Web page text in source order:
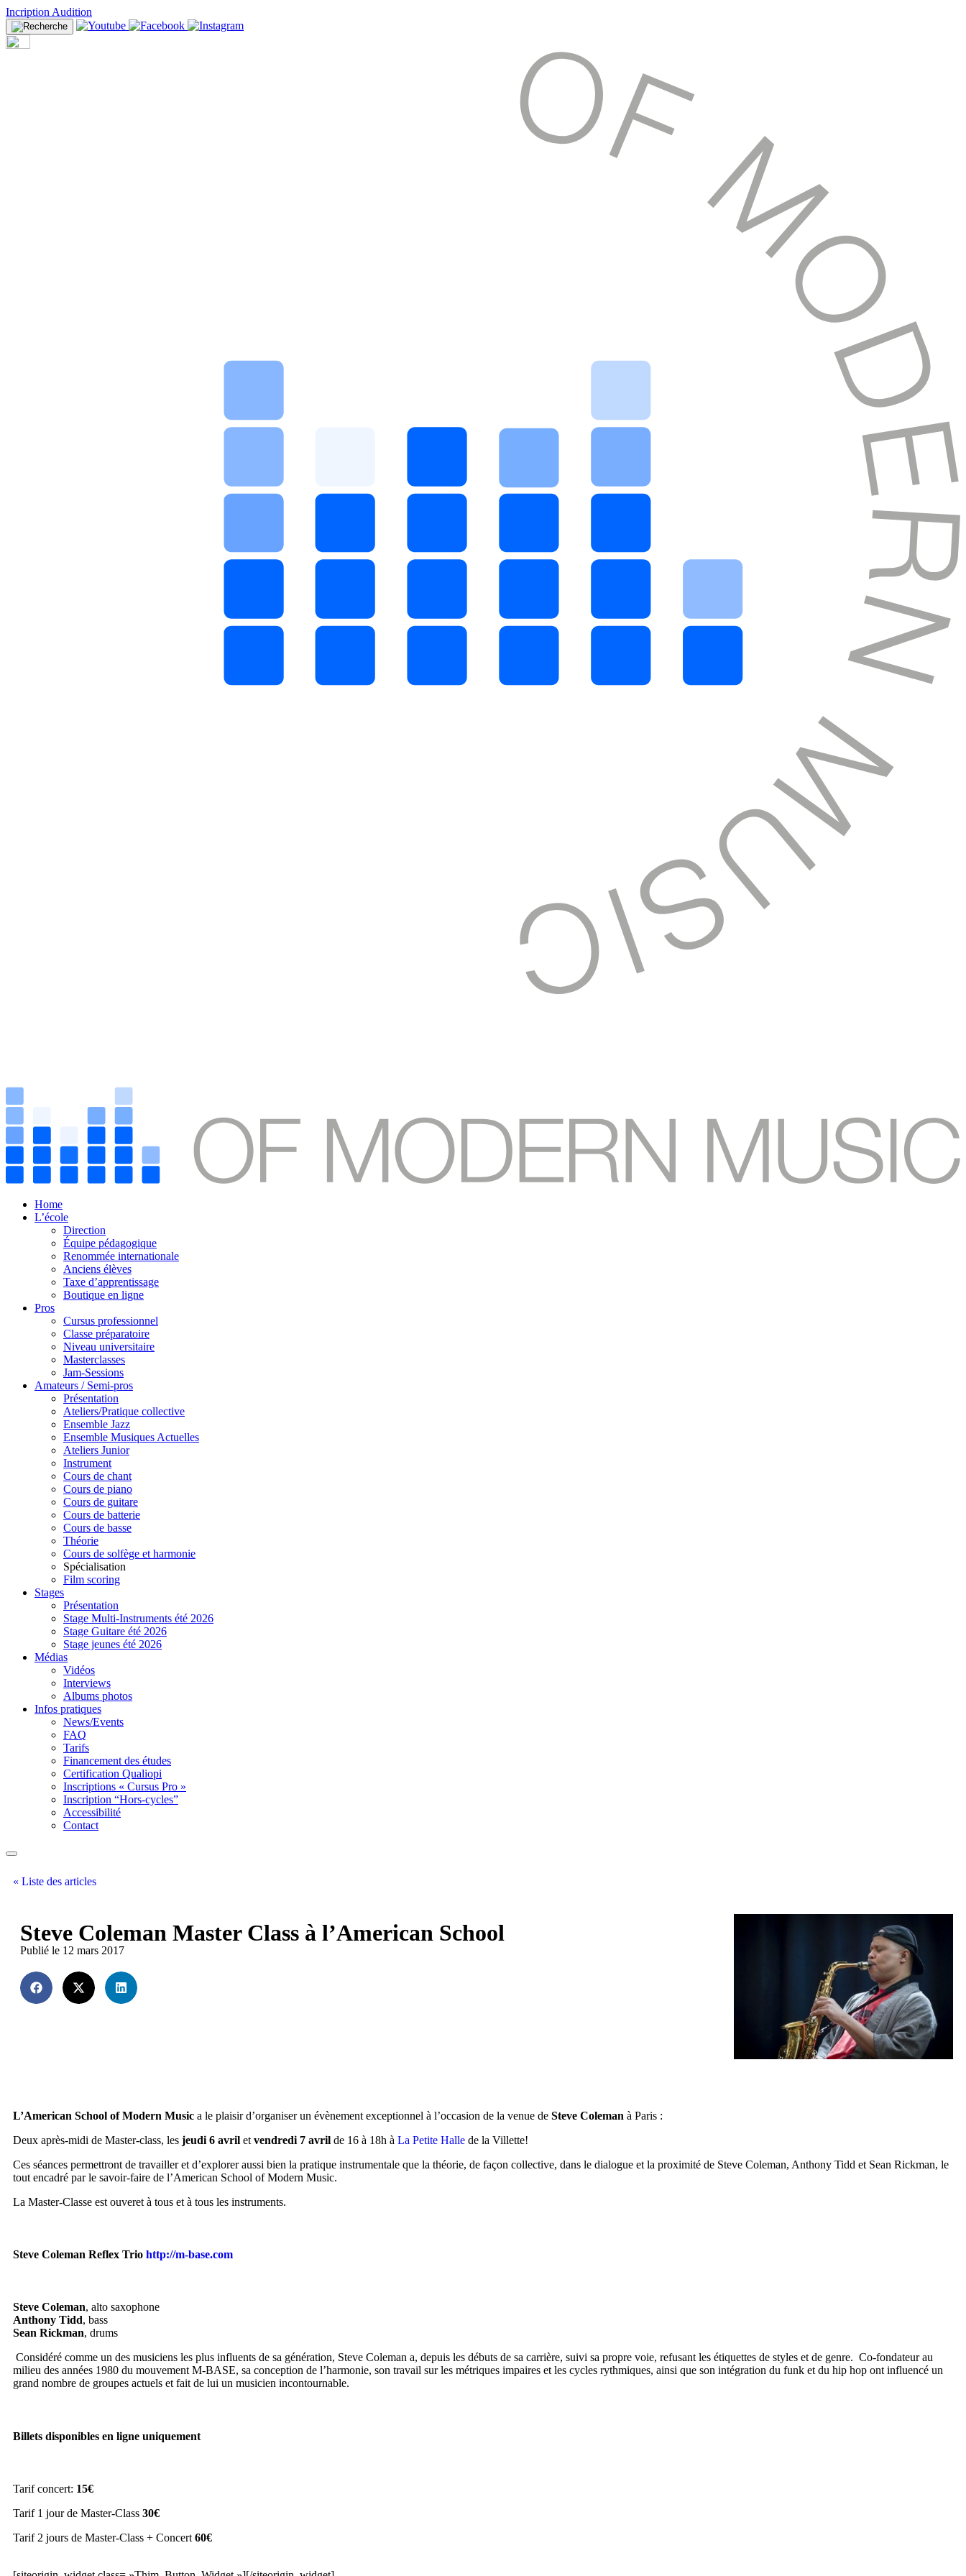
Incription Audition
Home
L’école
Direction
Équipe pédagogique
Renommée internationale
Anciens élèves
Taxe d’apprentissage
Boutique en ligne
Pros
Cursus professionnel
Classe préparatoire
Niveau universitaire
Masterclasses
Jam-Sessions
Amateurs / Semi-pros
Présentation
Ateliers/Pratique collective
Ensemble Jazz
Ensemble Musiques Actuelles
Ateliers Junior
Instrument
Cours de chant
Cours de piano
Cours de guitare
Cours de batterie
Cours de basse
Théorie
Cours de solfège et harmonie
Spécialisation
Film scoring
Stages
Présentation
Stage Multi-Instruments été 2026
Stage Guitare été 2026
Stage jeunes été 2026
Médias
Vidéos
Interviews
Albums photos
Infos pratiques
News/Events
FAQ
Tarifs
Financement des études
Certification Qualiopi
Inscriptions « Cursus Pro »
Inscription “Hors-cycles”
Accessibilité
Contact
« Liste des articles
Steve Coleman Master Class à l’American School
Publié le 12 mars 2017
L’American School of Modern Music a le plaisir d’organiser un évènement exceptionnel à l’occasion de la venue de Steve Coleman à Paris :
Deux après-midi de Master-class, les jeudi 6 avril et vendredi 7 avril de 16 à 18h à La Petite Halle de la Villette!
Ces séances permettront de travailler et d’explorer aussi bien la pratique instrumentale que la théorie, de façon collective, dans le dialogue et la proximité de Steve Coleman, Anthony Tidd et Sean Rickman, le
tout encadré par le savoir-faire de l’American School of Modern Music.
La Master-Classe est ouveret à tous et à tous les instruments.
Steve Coleman Reflex Trio http://m-base.com
Steve Coleman, alto saxophone
Anthony Tidd, bass
Sean Rickman, drums
Considéré comme un des musiciens les plus influents de sa génération, Steve Coleman a, depuis les débuts de sa carrière, suivi sa propre voie, refusant les étiquettes de styles et de genre. Co-fondateur au
milieu des années 1980 du mouvement M-BASE, sa conception de l’harmonie, son travail sur les métriques impaires et les cycles rythmiques, ainsi que son intégration du funk et du hip hop ont influencé un
grand nombre de groupes actuels et fait de lui un musicien incontournable.
Billets disponibles en ligne uniquement
Tarif concert: 15€
Tarif 1 jour de Master-Class 30€
Tarif 2 jours de Master-Class + Concert 60€